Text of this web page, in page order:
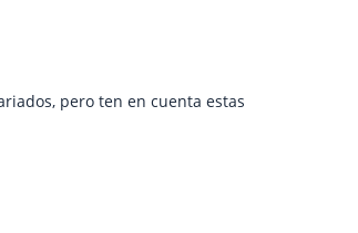
pero ten en cuenta estas